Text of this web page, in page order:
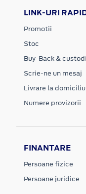
LINK-URI
Promotii
Stoc
Buy-Back &
Scrie-ne un mesaj
Livrare la domiciliu
Numere provizorii
FINANTARE
Persoane fizice
Persoane juridice